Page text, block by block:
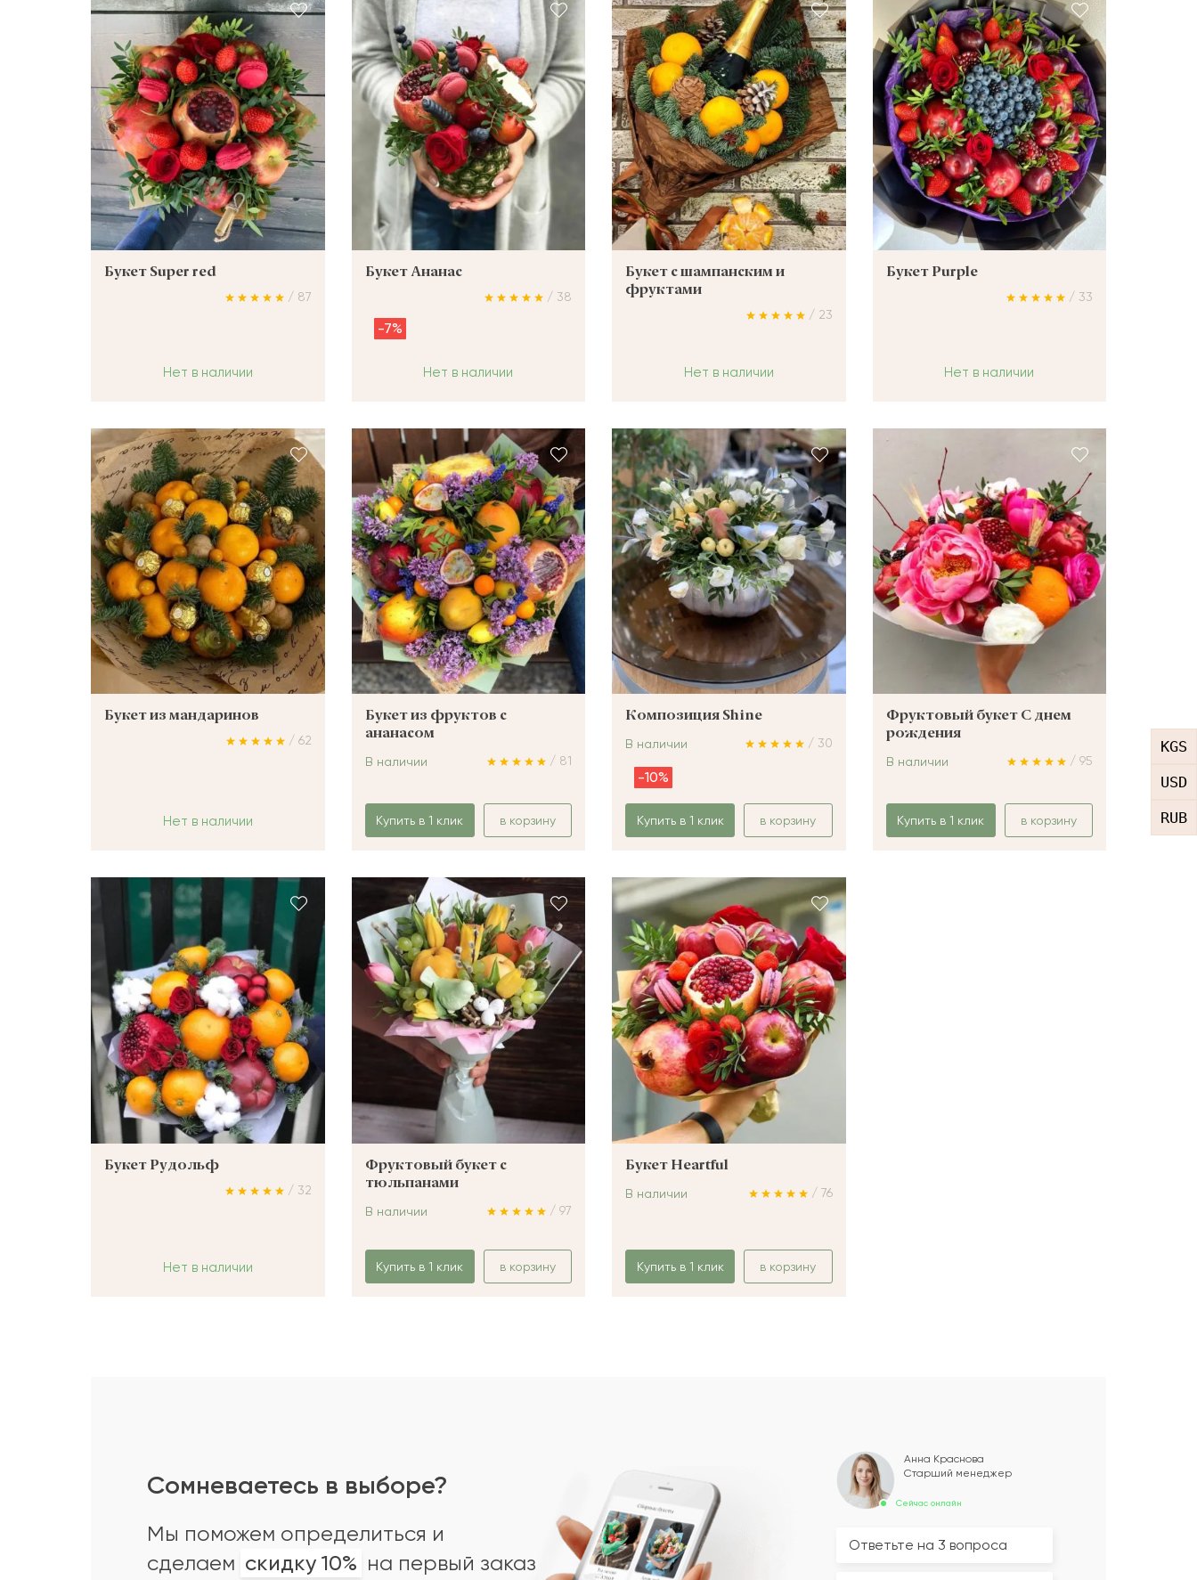
KGS
USD
RUB
Букет Super red
/ 87
Нет в наличии
Букет Ананас
/ 38
-7%
Нет в наличии
Букет с шампанским и
фруктами
/ 23
Нет в наличии
Букет Purple
/ 33
Нет в наличии
Букет из мандаринов
/ 62
Нет в наличии
Букет из фруктов с
ананасом
/ 81
В наличии
Купить в 1 клик в корзину
Композиция Shine
/ 30
В наличии
-10%
Купить в 1 клик в корзину
Фруктовый букет С днем
рождения
/ 95
В наличии
Купить в 1 клик в корзину
Букет Рудольф
/ 32
Нет в наличии
Фруктовый букет с
тюльпанами
/ 97
В наличии
Купить в 1 клик в корзину
Букет Heartful
/ 76
В наличии
Купить в 1 клик в корзину
Сомневаетесь в выборе?
Мы поможем определиться и
сделаем скидку 10% на первый заказ
Сейчас онлайн
Анна Краснова
Старший менеджер
Ответьте на 3 вопроса